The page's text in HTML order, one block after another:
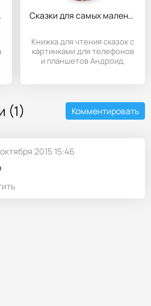
Сказки для самых маленьких
Книжка для чтения сказок с
картинками для телефонов
и планшетов Андроид.
(1) Комментировать
2015 15:46